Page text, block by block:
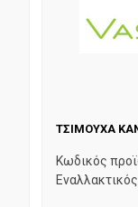
ΤΣΙΜΟΥΧΑ
Κωδικός